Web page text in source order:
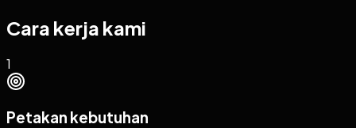
Cara kerja kami
1
Petakan kebutuhan